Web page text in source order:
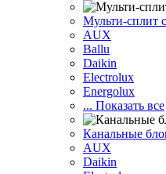
Мульти-сплит
AUX
Ballu
Daikin
Electrolux
Energolux
... Показать все
Канальные
AUX
Dаikin